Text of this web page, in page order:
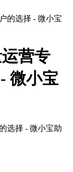
营专
微小宝
选择 - 微小宝助